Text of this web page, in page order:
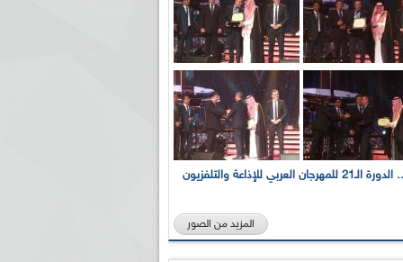
بالصور... الدورة الـ21 للمهرجان العربي للإذاعة والتلفزيون
المزيد من الصور